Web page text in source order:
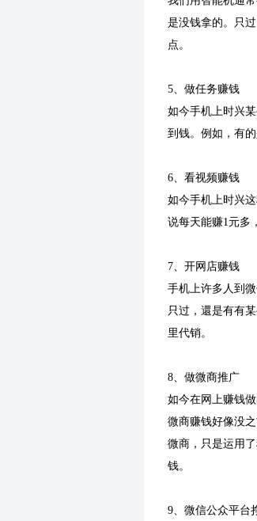
是没钱拿的。只
点。
5、做任务赚钱
如今手机上时兴
到钱。例如，有
6、看视频赚钱
如今手机上时兴
说每天能赚1元多
7、开网店赚钱
手机上许多人到
只过，還是有有
里代销。
8、做微商推广
如今在网上赚钱
微商赚钱好像没
微商，只是运用
钱。
9、微信公众平台